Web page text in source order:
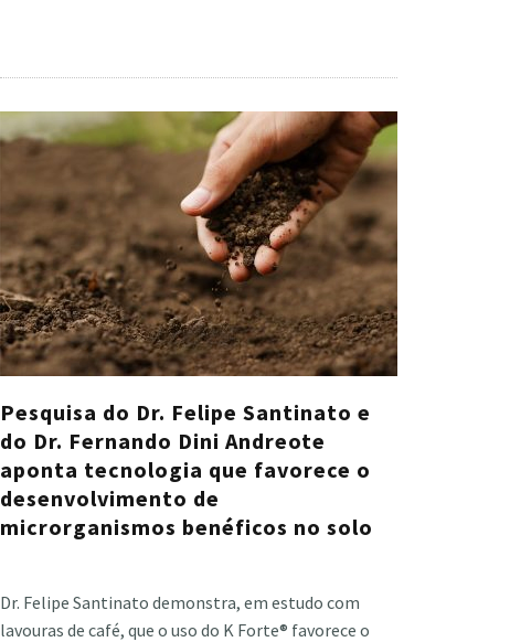
Pesquisa do Dr. Felipe Santinato e
do Dr. Fernando Dini Andreote
aponta tecnologia que favorece o
desenvolvimento de
microrganismos benéficos no solo
Dr. Felipe Santinato demonstra, em estudo com
lavouras de café, que o uso do K Forte® favorece o